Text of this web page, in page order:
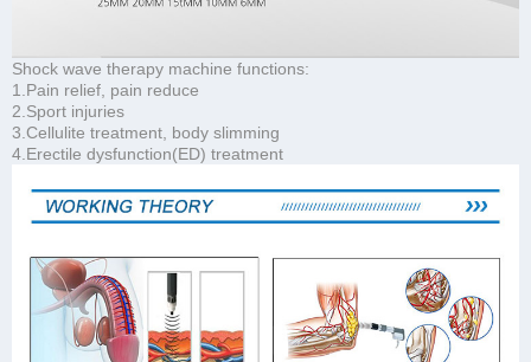
Shock wave therapy machine functions:
1.Pain relief, pain reduce
2.Sport injuries
3.Cellulite treatment, body slimming
4.Erectile dysfunction(ED) treatment